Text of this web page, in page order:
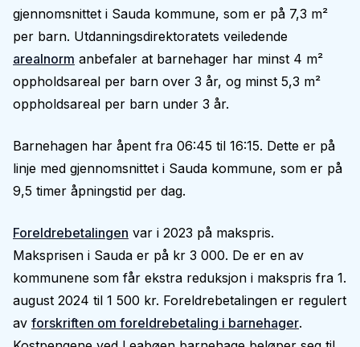
gjennomsnittet i Sauda kommune, som er på 7,3 m²
per barn. Utdanningsdirektoratets veiledende
arealnorm anbefaler at barnehager har minst 4 m²
oppholdsareal per barn over 3 år, og minst 5,3 m²
oppholdsareal per barn under 3 år.
Barnehagen har åpent fra 06:45 til 16:15. Dette er på
linje med gjennomsnittet i Sauda kommune, som er på
9,5 timer åpningstid per dag.
Foreldrebetalingen var i 2023 på makspris.
Maksprisen i Sauda er på kr 3 000. De er en av
kommunene som får ekstra reduksjon i makspris fra 1.
august 2024 til 1 500 kr. Foreldrebetalingen er regulert
av forskriften om foreldrebetaling i barnehager.